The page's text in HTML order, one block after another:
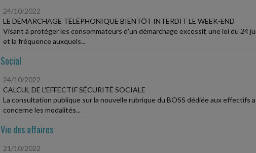
24/10/2022
LE DÉMARCHAGE TÉLÉPHONIQUE BIENTÔT INTERDIT LE WEEK-END
Visant à protéger les consommateurs d'un démarchage excessif, une loi du 24
et la fréquence auxquels...
Social
24/10/2022
CALCUL DE L'EFFECTIF SÉCURITÉ SOCIALE
La consultation publique sur la nouvelle rubrique du BOSS dédiée aux effectifs
concerne les modalités...
Vie des affaires
21/10/2022